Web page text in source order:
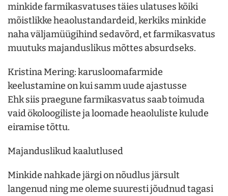
minkide farmikasvatuses täies ulatuses kõiki
mõistlikke heaolustandardeid, kerkiks minkide
naha väljamüügihind sedavõrd, et farmikasvatus
muutuks majanduslikus mõttes absurdseks.
Kristina Mering: karusloomafarmide
keelustamine on kui samm uude ajastusse
Ehk siis praegune farmikasvatus saab toimuda
vaid ökoloogiliste ja loomade heaoluliste kulude
eiramise tõttu.
Majanduslikud kaalutlused
Minkide nahkade järgi on nõudlus järsult
langenud ning me oleme suuresti jõudnud tagasi